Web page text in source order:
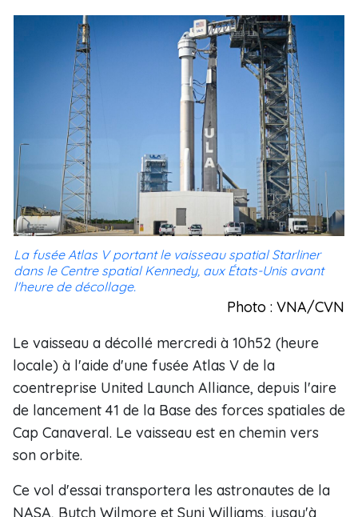
La fusée Atlas V portant le vaisseau spatial Starliner
dans le Centre spatial Kennedy, aux États-Unis avant
l'heure de décollage.
Photo : VNA/CVN
Le vaisseau a décollé mercredi à 10h52 (heure
locale) à l'aide d'une fusée Atlas V de la
coentreprise United Launch Alliance, depuis l'aire
de lancement 41 de la Base des forces spatiales de
Cap Canaveral. Le vaisseau est en chemin vers
son orbite.
Ce vol d'essai transportera les astronautes de la
NASA, Butch Wilmore et Suni Williams, jusqu'à